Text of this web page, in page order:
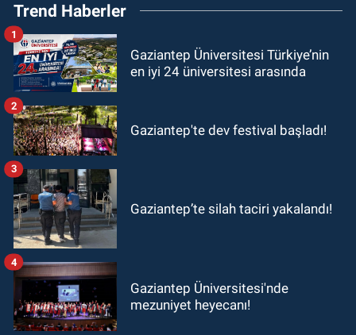
Trend Haberler
Gaziantep Üniversitesi Türkiye’nin
en iyi 24 üniversitesi arasında
1
Gaziantep'te dev festival başladı!
2
Gaziantep’te silah taciri yakalandı!
3
Gaziantep Üniversitesi'nde
mezuniyet heyecanı!
4